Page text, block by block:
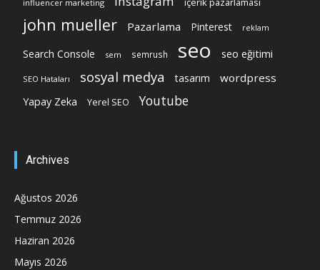
influencer marketing
john mueller Pazarlama Pinterest reklam
Search Console sem semrush seo seo eğitimi
SEO Hataları sosyal medya tasarım wordpress
Yapay Zeka Yerel SEO Youtube
Archives
Ağustos 2026
Temmuz 2026
Haziran 2026
Mayıs 2026